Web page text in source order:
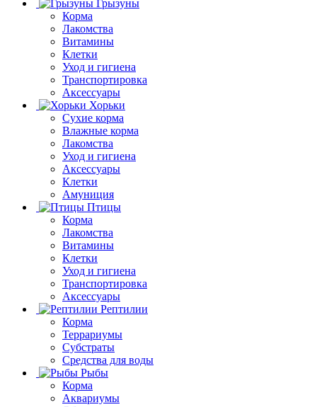
Грызуны
Корма
Лакомства
Витамины
Клетки
Уход и гигиена
Транспортировка
Аксессуары
Хорьки
Сухие корма
Влажные корма
Лакомства
Уход и гигиена
Аксессуары
Клетки
Амуниция
Птицы
Корма
Лакомства
Витамины
Клетки
Уход и гигиена
Транспортировка
Аксессуары
Рептилии
Корма
Террариумы
Субстраты
Средства для воды
Рыбы
Корма
Аквариумы